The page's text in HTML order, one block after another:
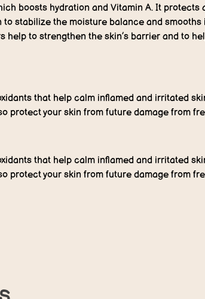
boosts hydration and Vitamin A. It protects
stabilize the moisture balance and smooths
help to strengthen the skin’s barrier and to
that help calm inflamed and irritated
protect your skin from future damage from
that help calm inflamed and irritated
protect your skin from future damage from